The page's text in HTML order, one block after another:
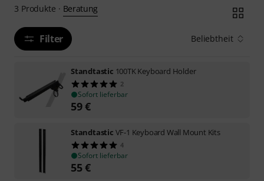
3 Produkte · Beratung
Filter Beliebtheit
Standtastic 100TK Keyboard Holder
2
Sofort lieferbar
59€
Standtastic VF-1 Keyboard Wall Mount Kits
4
Sofort lieferbar
55€